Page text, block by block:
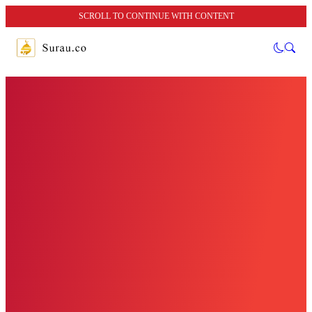
SCROLL TO CONTINUE WITH CONTENT